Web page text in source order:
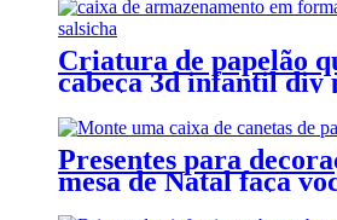
Criatura de papelão
cabeça 3d infantil diy
em forma de
Presentes para
mesa de Natal faça
porta-canetas de